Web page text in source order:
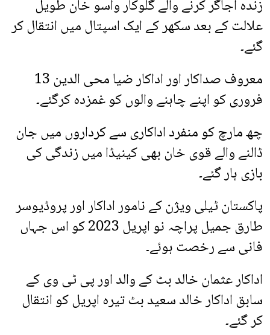
زندہ اجاگر کرنے والے گلوکار واسو خان طویل
علالت کے بعد سکھر کے ایک اسپتال میں انتقال کر
گئے۔
معروف صداکار اور اداکار ضیا محی الدین 13
فروری کو اپنے چاہنے والوں کو غمزدہ کرگئے۔
چھ مارچ کو منفرد اداکاری سے کرداروں میں جان
ڈالنے والے قوی خان بھی کینیڈا میں زندگی کی
بازی ہار گئے۔
پاکستان ٹیلی ویژن کے نامور اداکار اور پروڈیوسر
طارق جمیل پراچہ نو اپریل 2023 کو اس جہاں
فانی سے رخصت ہوئے۔
اداکار عثمان خالد بٹ کے والد اور پی ٹی وی کے
سابق اداکار خالد سعید بٹ تیرہ اپریل کو انتقال
کر گئے۔